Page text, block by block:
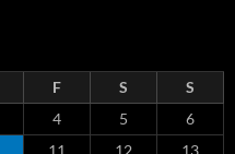
F S
S
4 5
6
11 12
13